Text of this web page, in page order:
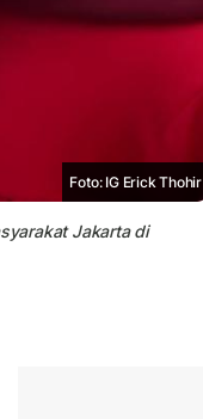
Foto: IG Erick Thohir
Jakarta di